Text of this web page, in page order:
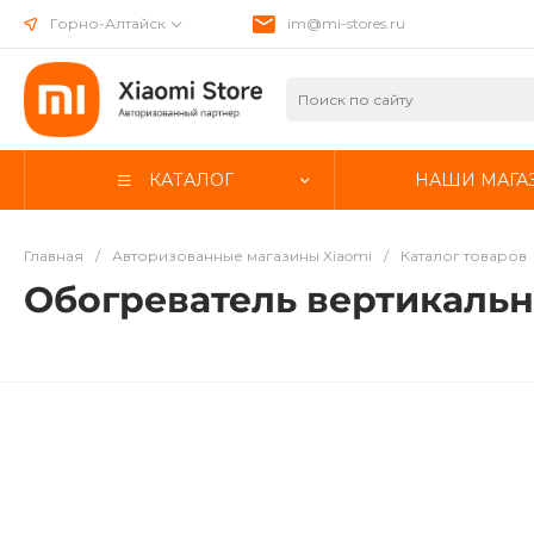
Горно-Алтайск im@mi-stores.ru
КАТАЛОГ НАШИ
Главная / Авторизованные магазины Xiaomi / Каталог товаров
Обогреватель